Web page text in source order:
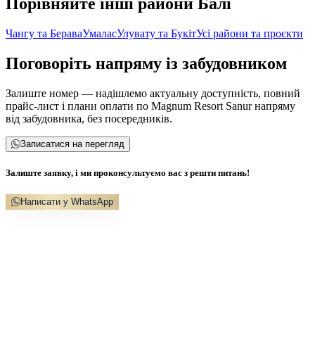
Чангу та БераваУмаласУлувату та БукітУсі райони та проєкти
Поговоріть напряму із забудовником
Залиште номер — надішлемо актуальну доступність, повний
прайс-лист і плани оплати по Magnum Resort Sanur напряму
від забудовника, без посередників.
Записатися на перегляд
Залиште заявку, і ми проконсультуємо вас з решти питань!
Написати у WhatsApp